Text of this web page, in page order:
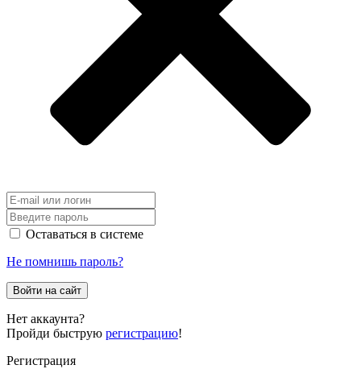
Оставаться в системе
Не помнишь пароль?
Войти на сайт
Нет аккаунта?
Пройди быструю регистрацию!
Регистрация